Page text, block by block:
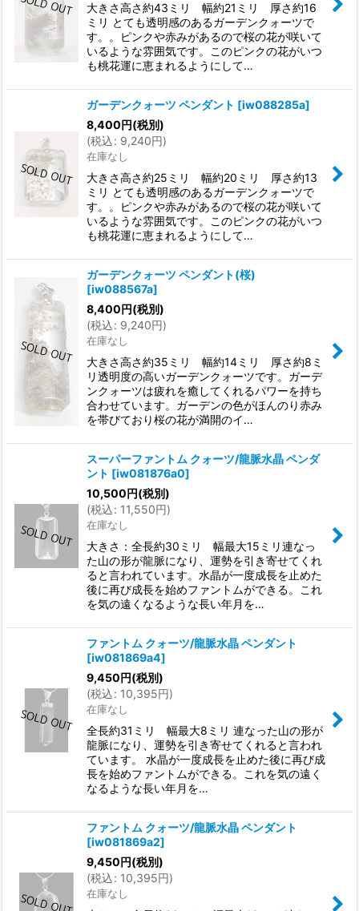
大きさ高さ約43ミリ 幅約21ミリ 厚さ約16
ミリ とても透明感のあるガーデンクォーツで
す。。ピンクや赤みがあるので桜の花が咲いて
いるような雰囲気です。このピンクの花がいつ
も桃花運に恵まれるようにして…
ガーデンクォーツ ペンダント [iw088285a]
8,400円(税別)
(税込: 9,240円)
在庫なし
大きさ高さ約25ミリ 幅約20ミリ 厚さ約13
ミリ とても透明感のあるガーデンクォーツで
す。。ピンクや赤みがあるので桜の花が咲いて
いるような雰囲気です。このピンクの花がいつ
も桃花運に恵まれるようにして…
ガーデンクォーツ ペンダント(桜)
[iw088567a]
8,400円(税別)
(税込: 9,240円)
在庫なし
大きさ高さ約35ミリ 幅約14ミリ 厚さ約8ミ
リ透明度の高いガーデンクォーツです。ガーデ
ンクォーツは疲れを癒してくれるパワーを持ち
合わせています。ガーデンの色がほんのり赤み
を帯びており桜の花が満開のイ…
スーパーファントム クォーツ/龍脈水晶 ペンダ
ント [iw081876a0]
10,500円(税別)
(税込: 11,550円)
在庫なし
大きさ：全長約30ミリ 幅最大15ミリ連なっ
た山の形が龍脈になり、運勢を引き寄せてくれ
ると言われています。水晶が一度成長を止めた
後に再び成長を始めファントムができる。これ
を気の遠くなるような長い年月を…
ファントム クォーツ/龍脈水晶 ペンダント
[iw081869a4]
9,450円(税別)
(税込: 10,395円)
在庫なし
全長約31ミリ 幅最大8ミリ 連なった山の形が
龍脈になり、運勢を引き寄せてくれると言われ
ています。 水晶が一度成長を止めた後に再び成
長を始めファントムができる。これを気の遠く
なるような長い年月を…
ファントム クォーツ/龍脈水晶 ペンダント
[iw081869a2]
9,450円(税別)
(税込: 10,395円)
在庫なし